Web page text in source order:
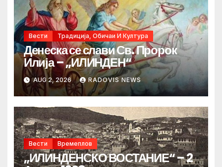
Вести Традиција, Обичаи И Култура
Денеска се слави Св. Пророк
Илија – „ИЛИНДЕН“
AUG 2, 2026 RADOVIS NEWS
Вести Времеплов
„ИЛИНДЕНСКО ВОСТАНИЕ“ – 2